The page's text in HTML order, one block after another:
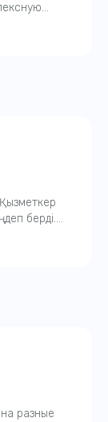
Очень
берді.
разные